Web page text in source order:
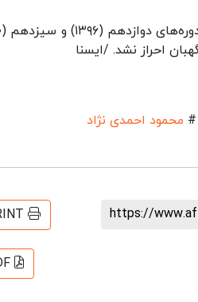
احراز نشد. /ایسنا
# محمود احمدی نژاد
https://